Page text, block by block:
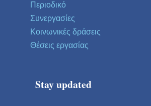
Περιοδικό
Συνεργασίες
Κοινωνικές δράσεις
Θέσεις εργασίας
Stay updated